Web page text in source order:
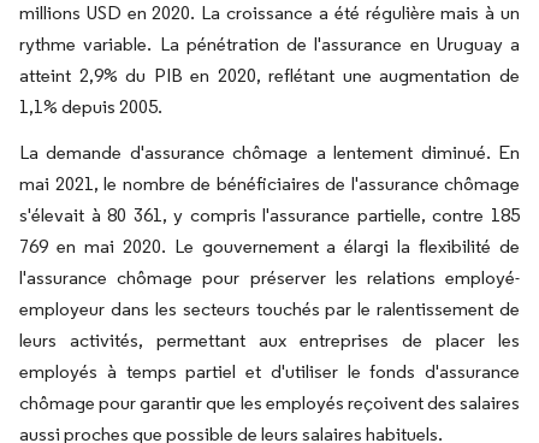
millions USD en 2020. La croissance a été régulière mais à un
rythme variable. La pénétration de l'assurance en Uruguay a
atteint 2,9% du PIB en 2020, reflétant une augmentation de
1,1% depuis 2005.
La demande d'assurance chômage a lentement diminué. En
mai 2021, le nombre de bénéficiaires de l'assurance chômage
s'élevait à 80 361, y compris l'assurance partielle, contre 185
769 en mai 2020. Le gouvernement a élargi la flexibilité de
l'assurance chômage pour préserver les relations employé-
employeur dans les secteurs touchés par le ralentissement de
leurs activités, permettant aux entreprises de placer les
employés à temps partiel et d'utiliser le fonds d'assurance
chômage pour garantir que les employés reçoivent des salaires
aussi proches que possible de leurs salaires habituels.